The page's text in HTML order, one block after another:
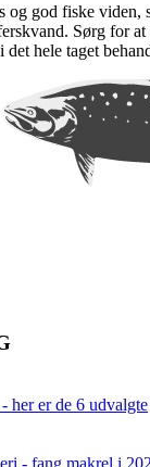
og god fiske viden,
Sørg for
hele taget
her er de 6 udvalgte
- fang makrel i